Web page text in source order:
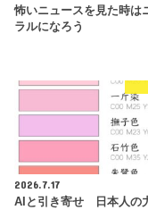
怖いニュースを見た時は
ラルになろう
2026.7.17
AIと引き寄せ 日本人の